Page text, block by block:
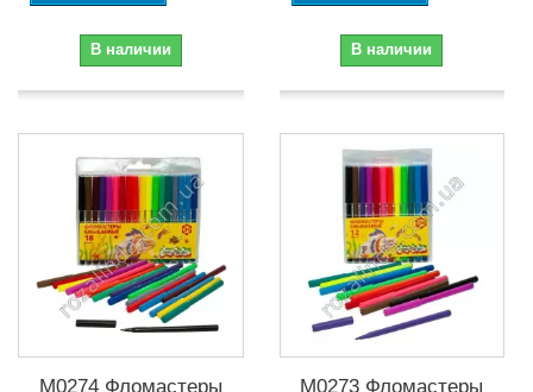
В наличии В наличии
М0274 Фломастеры
М0273 Фломастеры